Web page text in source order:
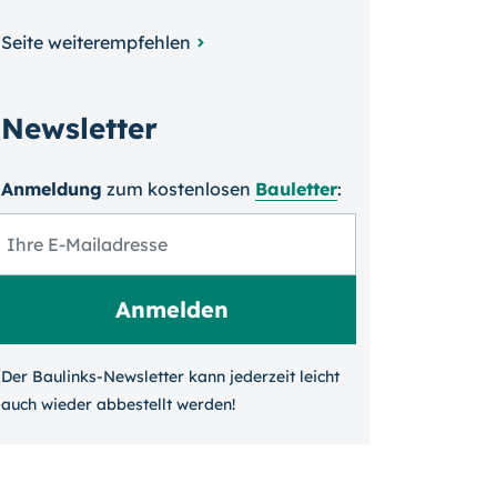
Seite weiterempfehlen
Newsletter
Anmeldung zum kosten­losen Bauletter:
Der Baulinks-Newsletter kann jeder­zeit leicht
auch wieder ab­bestellt werden!